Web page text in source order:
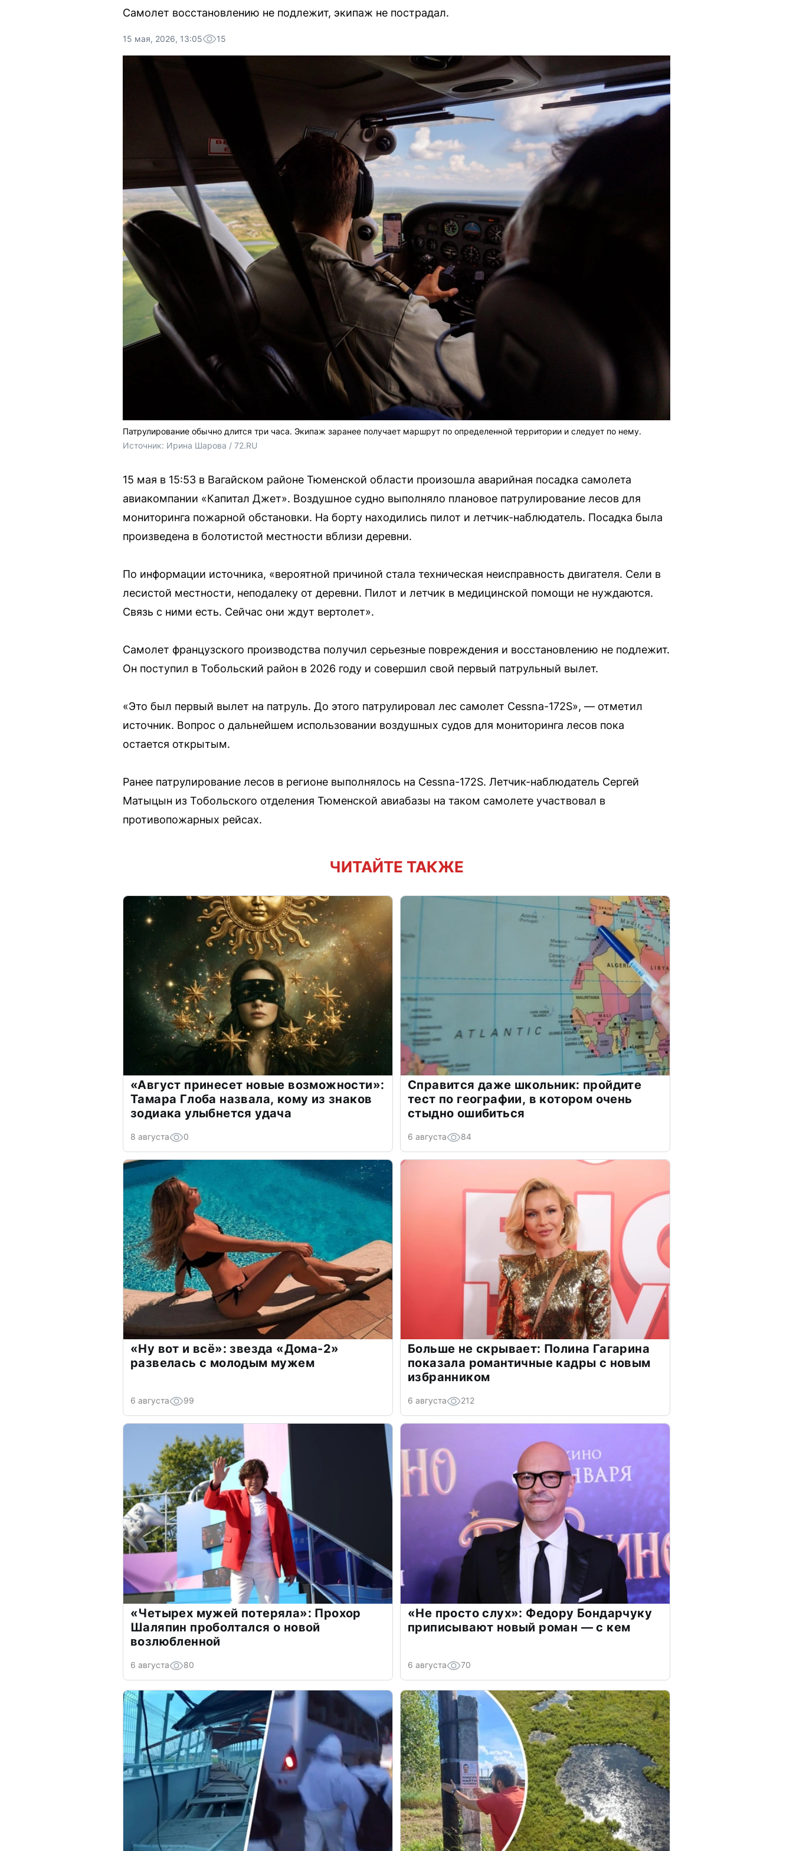
Самолет восстановлению не подлежит, экипаж не пострадал.
15 мая, 2026, 13:05 15
Патрулирование обычно длится три часа. Экипаж заранее получает маршрут по определенной территории и следует по нему.
Источник: Ирина Шарова / 72.RU
15 мая в 15:53 в Вагайском районе Тюменской области произошла аварийная посадка самолета
авиакомпании «Капитал Джет». Воздушное судно выполняло плановое патрулирование лесов для
мониторинга пожарной обстановки. На борту находились пилот и летчик-наблюдатель. Посадка была
произведена в болотистой местности вблизи деревни.
По информации источника, «вероятной причиной стала техническая неисправность двигателя. Сели в
лесистой местности, неподалеку от деревни. Пилот и летчик в медицинской помощи не нуждаются.
Связь с ними есть. Сейчас они ждут вертолет».
Самолет французского производства получил серьезные повреждения и восстановлению не подлежит.
Он поступил в Тобольский район в 2026 году и совершил свой первый патрульный вылет.
«Это был первый вылет на патруль. До этого патрулировал лес самолет Cessna-172S», — отметил
источник. Вопрос о дальнейшем использовании воздушных судов для мониторинга лесов пока
остается открытым.
Ранее патрулирование лесов в регионе выполнялось на Cessna-172S. Летчик-наблюдатель Сергей
Матыцын из Тобольского отделения Тюменской авиабазы на таком самолете участвовал в
противопожарных рейсах.
ЧИТАЙТЕ ТАКЖЕ
«Август принесет новые возможности»:
Тамара Глоба назвала, кому из знаков
зодиака улыбнется удача
8 августа 0
Справится даже школьник: пройдите
тест по географии, в котором очень
стыдно ошибиться
6 августа 84
«Ну вот и всё»: звезда «Дома-2»
развелась с молодым мужем
6 августа 99
Больше не скрывает: Полина Гагарина
показала романтичные кадры с новым
избранником
6 августа 212
«Четырех мужей потеряла»: Прохор
Шаляпин проболтался о новой
возлюбленной
6 августа 80
«Не просто слух»: Федору Бондарчуку
приписывают новый роман — с кем
6 августа 70